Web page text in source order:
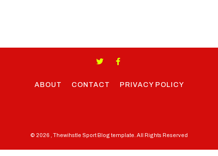
ABOUT CONTACT PRIVACY POLICY
© 2026 , Thewihstle Sport Blog template. All Rights Reserved